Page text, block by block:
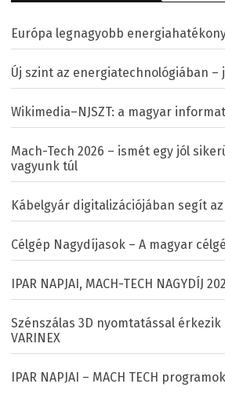
Európa legnagyobb
Új szint az energiatechnológiában –
Wikimedia–NJSZT: a magyar
Mach-Tech 2026 – ismét egy jól
vagyunk túl
Kábelgyár digitalizációjában segít az
Célgép Nagydíjasok – A magyar
IPAR NAPJAI, MACH-TECH NAGYDÍJ
Szénszálas 3D nyomtatással
VARINEX
IPAR NAPJAI – MACH TECH programok